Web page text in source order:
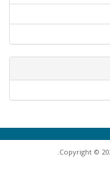
Copyright ©